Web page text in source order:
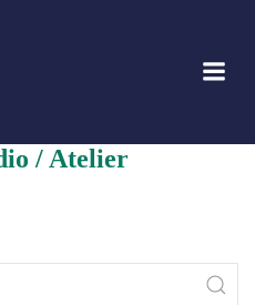
/ Atelier